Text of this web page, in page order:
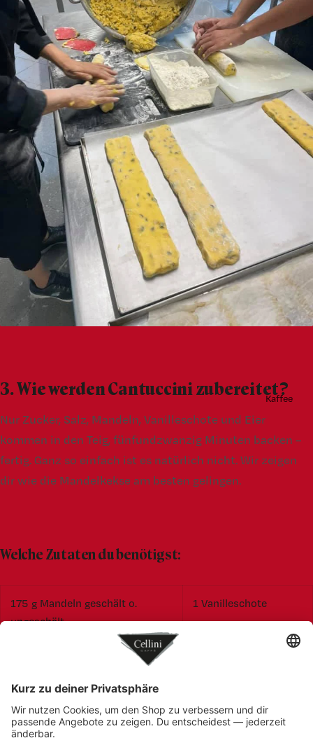
Kaffee
3. Wie werden Cantuccini zubereitet?
Nur Zucker, Salz, Mandeln, Vanilleschote und Eier
kommen in den Teig, fünfundzwanzig Minuten backen –
fertig. Ganz so einfach ist es natürlich nicht. Wir zeigen
dir wie die Mandelkekse am besten gelingen.
Welche Zutaten du benötigst:
175 g Mandeln geschält o.
ungeschält
1 Vanilleschote
180 g Zucker 25 g weiche Butter